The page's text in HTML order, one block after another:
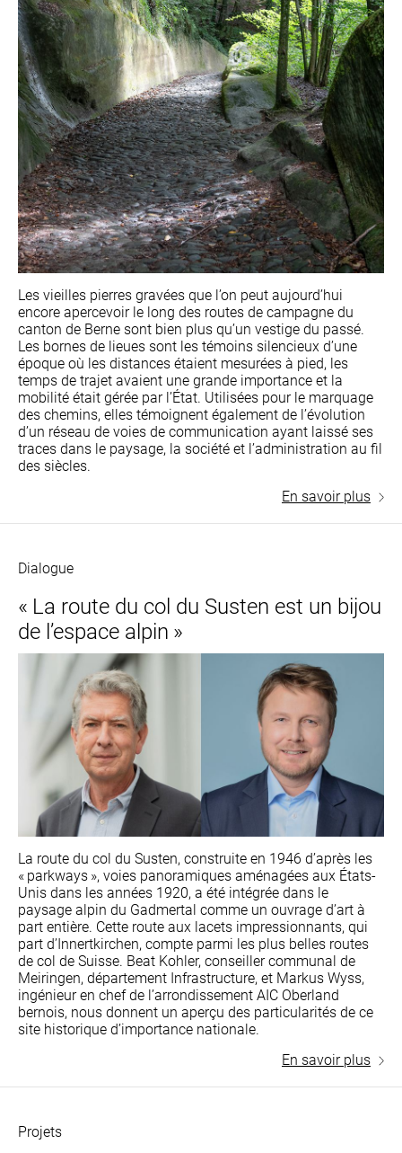
Les vieilles pierres gravées que l’on peut aujourd’hui
encore apercevoir le long des routes de campagne du
canton de Berne sont bien plus qu’un vestige du passé.
Les bornes de lieues sont les témoins silencieux d’une
époque où les distances étaient mesurées à pied, les
temps de trajet avaient une grande importance et la
mobilité était gérée par l’État. Utilisées pour le marquage
des chemins, elles témoignent également de l’évolution
d’un réseau de voies de communication ayant laissé ses
traces dans le paysage, la société et l’administration au fil
des siècles.
En savoir plus
Dialogue
« La route du col du Susten est un bijou
de l’espace alpin »
La route du col du Susten, construite en 1946 d’après les
« parkways », voies panoramiques aménagées aux États-
Unis dans les années 1920, a été intégrée dans le
paysage alpin du Gadmertal comme un ouvrage d’art à
part entière. Cette route aux lacets impressionnants, qui
part d’Innertkirchen, compte parmi les plus belles routes
de col de Suisse. Beat Kohler, conseiller communal de
Meiringen, département Infrastructure, et Markus Wyss,
ingénieur en chef de l’arrondissement AIC Oberland
bernois, nous donnent un aperçu des particularités de ce
site historique d’importance nationale.
En savoir plus
Projets